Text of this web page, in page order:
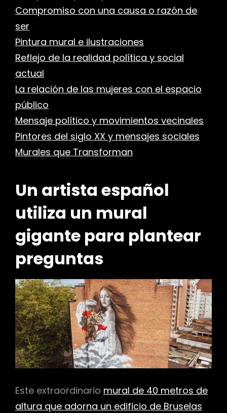
Compromiso con una causa o razón de
ser
Pintura mural e ilustraciones
Reflejo de la realidad política y social
actual
La relación de las mujeres con el espacio
público
Mensaje político y movimientos vecinales
Pintores del siglo XX y mensajes sociales
Murales que Transforman
Un artista español
utiliza un mural
gigante para plantear
preguntas
Este extraordinario mural de 40 metros de
altura que adorna un edificio de Bruselas